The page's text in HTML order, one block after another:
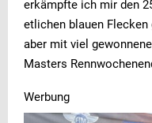
erkämpfte ich mir den
etlichen blauen
aber mit viel
Masters
Werbung